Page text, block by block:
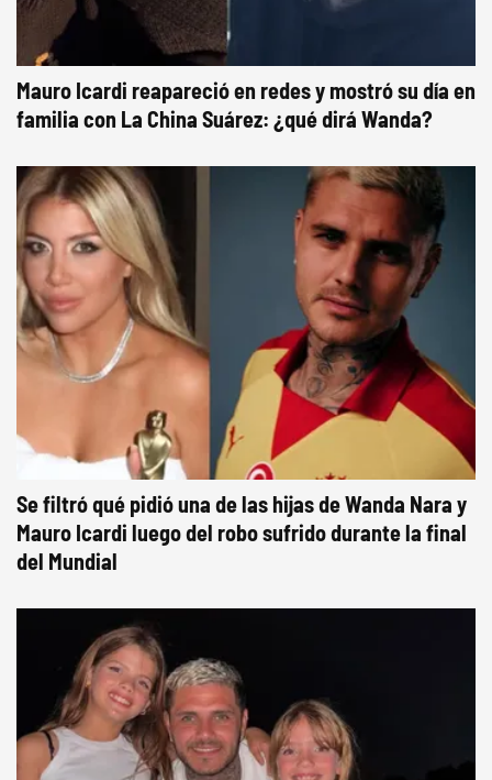
Mauro Icardi reapareció en redes y mostró su día en
familia con La China Suárez: ¿qué dirá Wanda?
Se filtró qué pidió una de las hijas de Wanda Nara y
Mauro Icardi luego del robo sufrido durante la final
del Mundial